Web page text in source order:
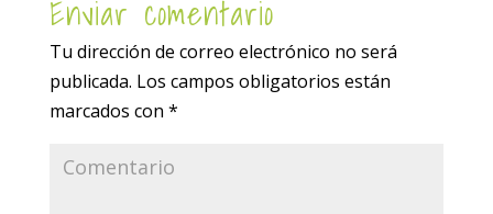
Enviar comentario
Tu dirección de correo electrónico no será
publicada. Los campos obligatorios están
marcados con *